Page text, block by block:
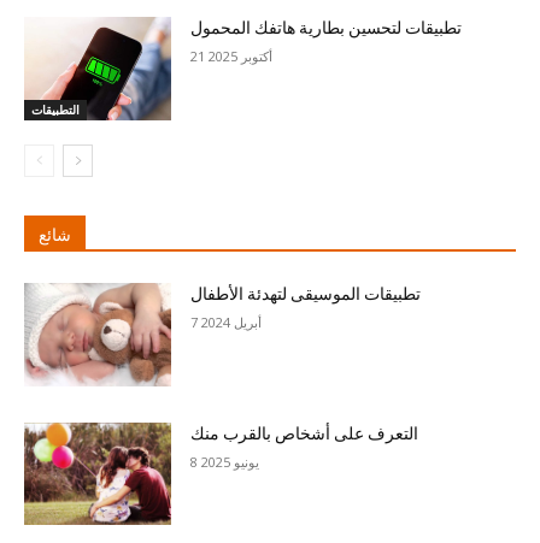
التطبيقات
تطبيقات لتحسين بطارية هاتفك المحمول
21 أكتوبر 2025
شائع
تطبيقات الموسيقى لتهدئة الأطفال
7 أبريل 2024
التعرف على أشخاص بالقرب منك
8 يونيو 2025